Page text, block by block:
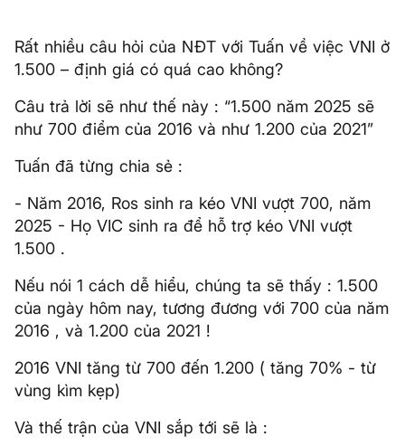
Rất nhiều câu hỏi của NĐT với Tuấn về việc VNI ở
1.500 – định giá có quá cao không?
Câu trả lời sẽ như thế này : “1.500 năm 2025 sẽ
như 700 điểm của 2016 và như 1.200 của 2021”
Tuấn đã từng chia sẻ :
- Năm 2016, Ros sinh ra kéo VNI vượt 700, năm
2025 - Họ VIC sinh ra để hỗ trợ kéo VNI vượt
1.500 .
Nếu nói 1 cách dễ hiểu, chúng ta sẽ thấy : 1.500
của ngày hôm nay, tương đương với 700 của năm
2016 , và 1.200 của 2021 !
2016 VNI tăng từ 700 đến 1.200 ( tăng 70% - từ
vùng kìm kẹp)
Và thế trận của VNI sắp tới sẽ là :